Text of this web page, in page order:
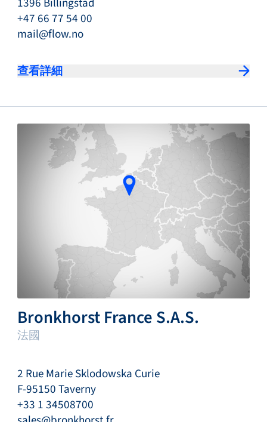
+47 66 77 54 00
mail@flow.no
查看詳細
Bronkhorst France S.A.S.
法國
2 Rue Marie Sklodowska Curie
F-95150 Taverny
+33 1 34508700